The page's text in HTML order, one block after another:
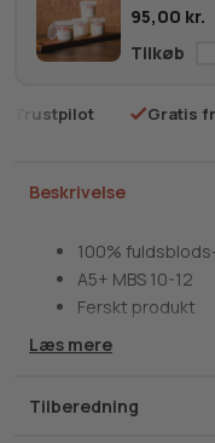
Beskrivelse
100%
A5+ MBS 10-12
Ferskt produkt
Hvor får du en
Det her er et af de
Læs mere
Tilberedning
95,00 kr.
Trustpilot Gratis